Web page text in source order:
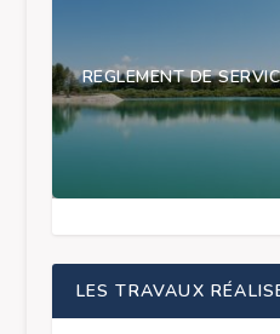
REGLEMENT DE
LES TRAVAUX